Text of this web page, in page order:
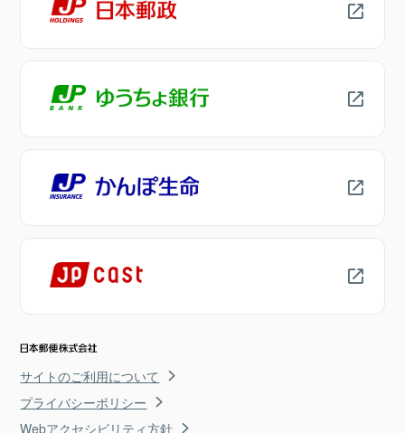
サイトのご利用について
プライバシーポリシー
Webアクセシビリティ方針